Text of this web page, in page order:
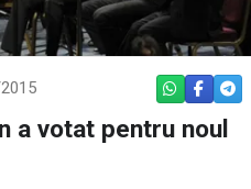
WHATSAPP
a votat pentru noul